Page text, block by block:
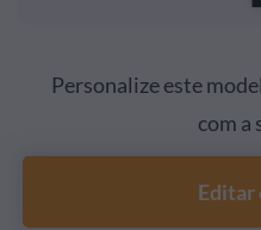
Personalize este
com a
Editar